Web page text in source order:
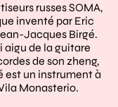
russes SOMA,
inventé par Eric
Jacques Birgé.
aigu de la guitare
de son zheng,
est un instrument à
Monasterio.